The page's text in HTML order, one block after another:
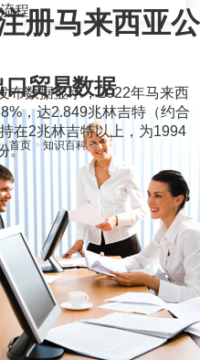
首页> 知识百科>
册马来西亚公
布数据显示，2022年马来西
，达2.849兆林吉特（约合
在2兆林吉特以上，为1994
。
程
口贸易数据